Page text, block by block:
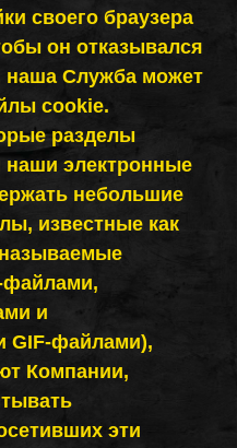
своего браузера
он отказывался
наша Служба может
cookie.
разделы
наши электронные
небольшие
известные как
файлами,
и
GIF-файлами),
Компании,
эти